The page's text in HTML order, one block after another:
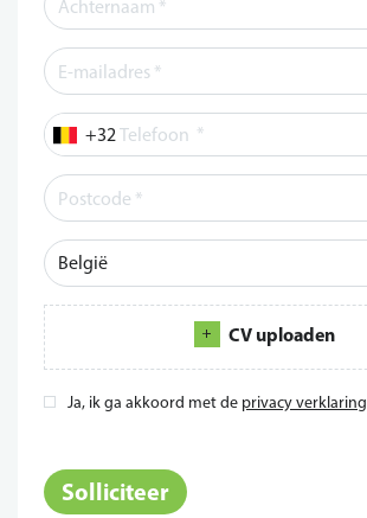
Telefoon *
CV uploaden
Ja, ik ga akkoord met de privacy verklaring
Solliciteer